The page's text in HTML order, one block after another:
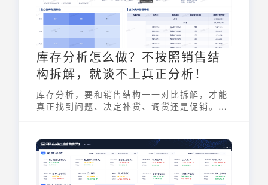
库存分析怎么做？不按照销售结
构拆解，就谈不上真正分析！
库存分析，要和销售结构一一对比拆解，才能
真正找到问题、决定补货、调货还是促销。一